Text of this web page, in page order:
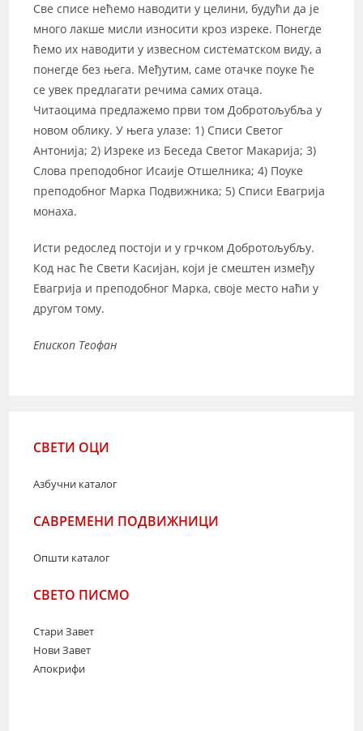
Све списе нећемо наводити у целини, будући да је
много лакше мисли износити кроз изреке. Понегде
ћемо их наводити у извесном систематском виду, а
понегде без њега. Међутим, саме отачке поуке ће
се увек предлагати речима самих отаца.
Читаоцима предлажемо први том Добротољубља у
новом облику. У њега улазе: 1) Списи Светог
Антонија; 2) Изреке из Беседа Светог Макарија; 3)
Слова преподобног Исаије Отшелника; 4) Поуке
преподобног Марка Подвижника; 5) Списи Евагрија
монаха.
Исти редослед постоји и у грчком Добротољубљу.
Код нас ће Свети Касијан, који је смештен између
Евагрија и преподобног Марка, своје место наћи у
другом тому.
Епископ Теофан
СВЕТИ ОЦИ
Азбучни каталог
САВРЕМЕНИ ПОДВИЖНИЦИ
Општи каталог
СВЕТО ПИСМО
Стари Завет
Нови Завет
Апокрифи